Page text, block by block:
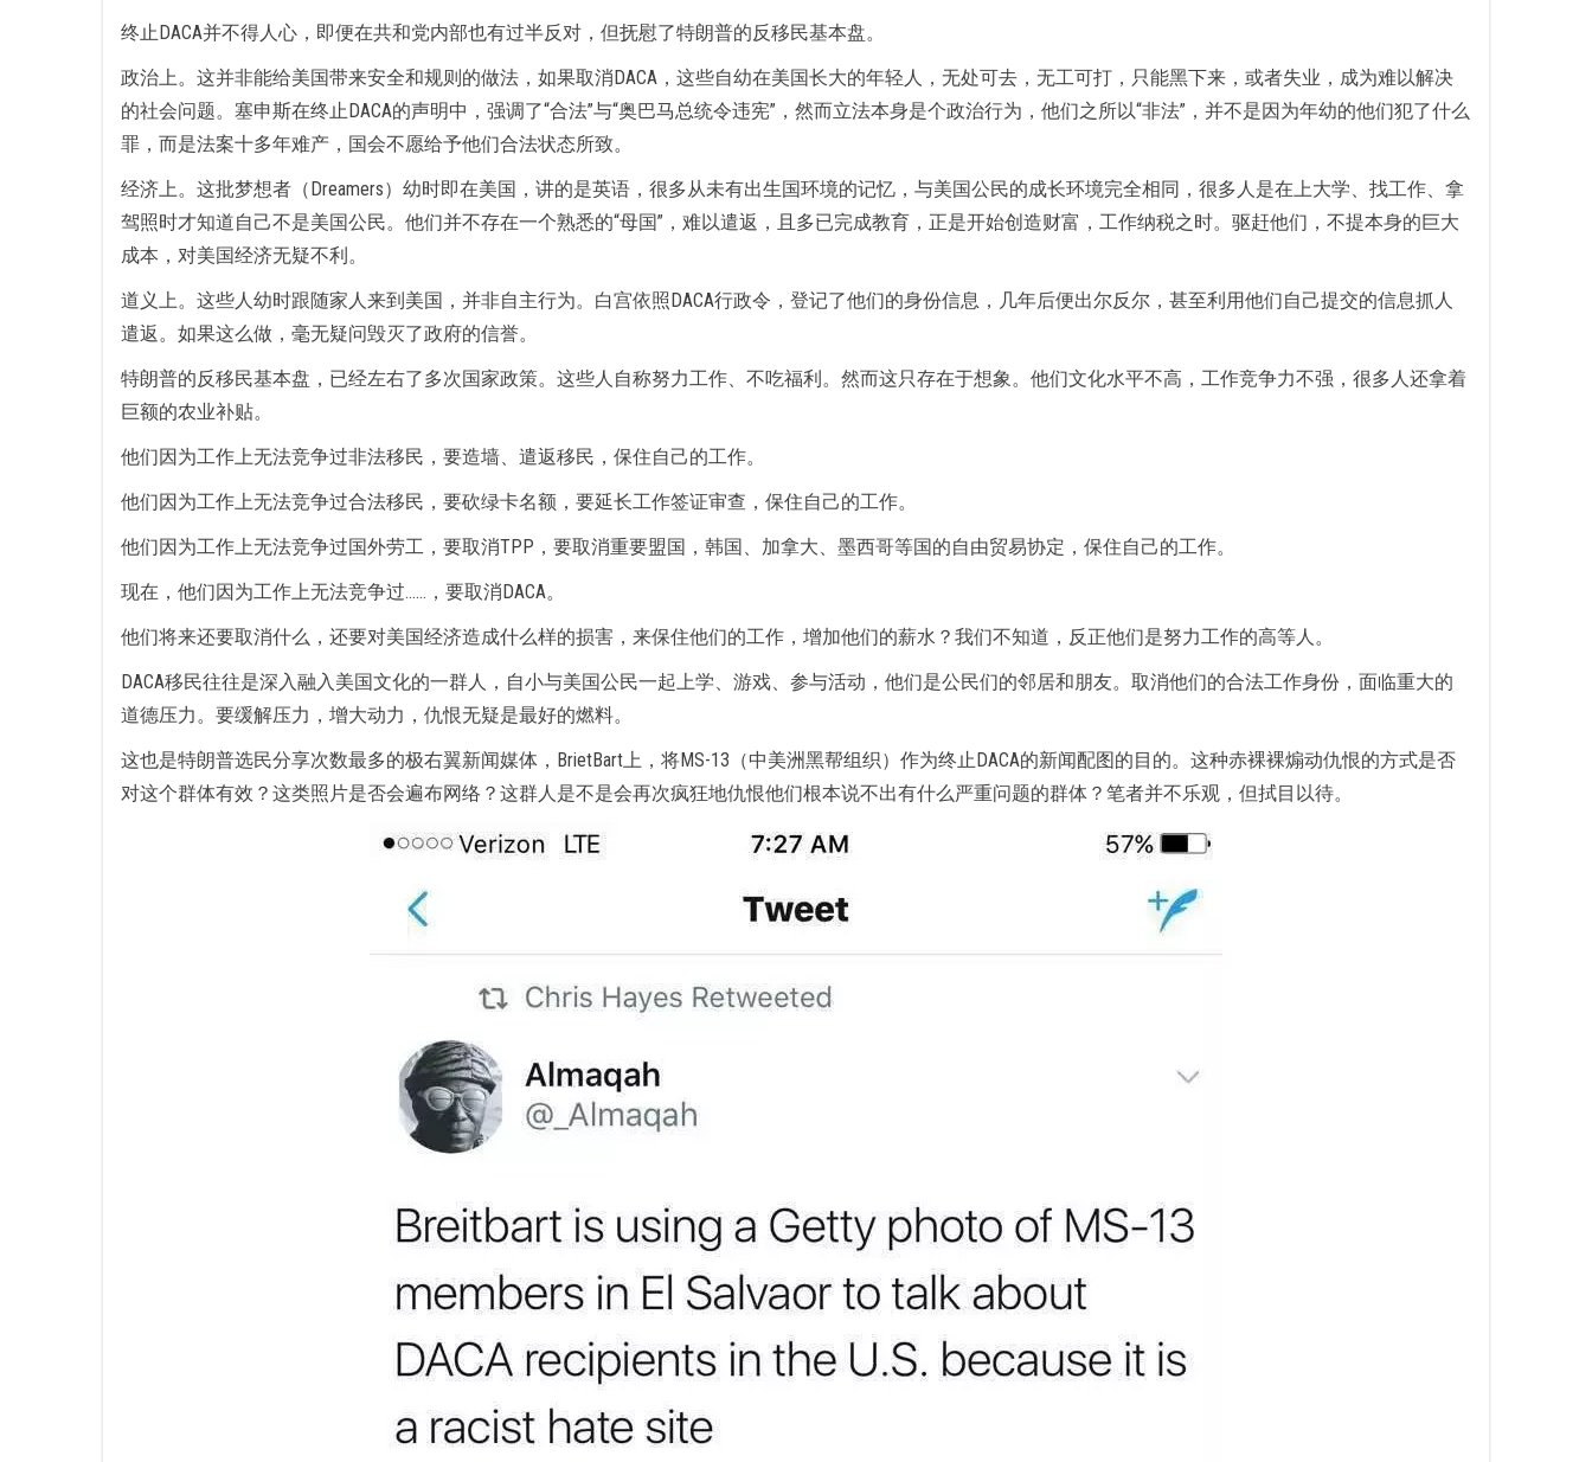
终止DACA并不得人心，即便在共和党内部也有过半反对，但抚慰了特朗普的反移民基本盘。
政治上。这并非能给美国带来安全和规则的做法，如果取消DACA，这些自幼在美国长大的年轻人，无处可去，无工可打，只能黑下来，或者失业，成为难以解决
的社会问题。塞申斯在终止DACA的声明中，强调了“合法”与“奥巴马总统令违宪”，然而立法本身是个政治行为，他们之所以“非法”，并不是因为年幼的他们犯了什么
罪，而是法案十多年难产，国会不愿给予他们合法状态所致。
经济上。这批梦想者（Dreamers）幼时即在美国，讲的是英语，很多从未有出生国环境的记忆，与美国公民的成长环境完全相同，很多人是在上大学、找工作、拿
驾照时才知道自己不是美国公民。他们并不存在一个熟悉的“母国”，难以遣返，且多已完成教育，正是开始创造财富，工作纳税之时。驱赶他们，不提本身的巨大
成本，对美国经济无疑不利。
道义上。这些人幼时跟随家人来到美国，并非自主行为。白宫依照DACA行政令，登记了他们的身份信息，几年后便出尔反尔，甚至利用他们自己提交的信息抓人
遣返。如果这么做，毫无疑问毁灭了政府的信誉。
特朗普的反移民基本盘，已经左右了多次国家政策。这些人自称努力工作、不吃福利。然而这只存在于想象。他们文化水平不高，工作竞争力不强，很多人还拿着
巨额的农业补贴。
他们因为工作上无法竞争过非法移民，要造墙、遣返移民，保住自己的工作。
他们因为工作上无法竞争过合法移民，要砍绿卡名额，要延长工作签证审查，保住自己的工作。
他们因为工作上无法竞争过国外劳工，要取消TPP，要取消重要盟国，韩国、加拿大、墨西哥等国的自由贸易协定，保住自己的工作。
现在，他们因为工作上无法竞争过……，要取消DACA。
他们将来还要取消什么，还要对美国经济造成什么样的损害，来保住他们的工作，增加他们的薪水？我们不知道，反正他们是努力工作的高等人。
DACA移民往往是深入融入美国文化的一群人，自小与美国公民一起上学、游戏、参与活动，他们是公民们的邻居和朋友。取消他们的合法工作身份，面临重大的
道德压力。要缓解压力，增大动力，仇恨无疑是最好的燃料。
这也是特朗普选民分享次数最多的极右翼新闻媒体，BrietBart上，将MS-13（中美洲黑帮组织）作为终止DACA的新闻配图的目的。这种赤裸裸煽动仇恨的方式是否
对这个群体有效？这类照片是否会遍布网络？这群人是不是会再次疯狂地仇恨他们根本说不出有什么严重问题的群体？笔者并不乐观，但拭目以待。